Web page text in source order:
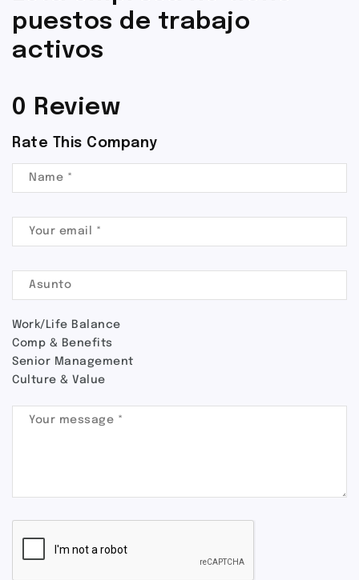
puestos de trabajo
activos
0 Review
Rate This Company
Work/Life Balance
Comp & Benefits
Senior Management
Culture & Value